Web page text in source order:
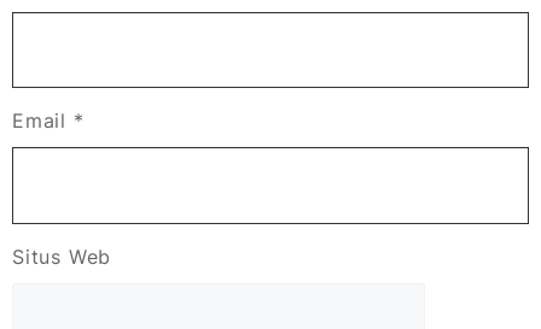
Email *
Situs Web